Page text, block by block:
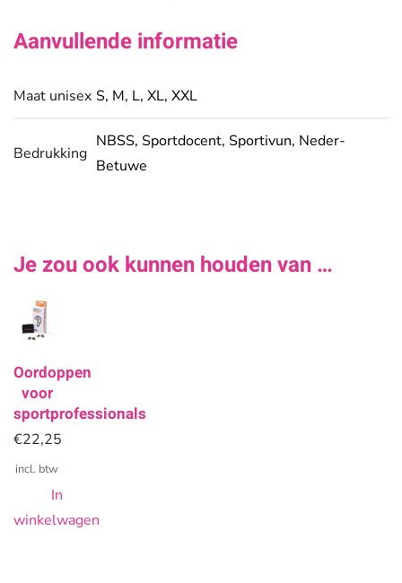
Aanvullende informatie
Maat unisex S, M, L, XL, XXL
Bedrukking
NBSS, Sportdocent, Sportivun, Neder-
Betuwe
Je zou ook kunnen houden van …
Oordoppen
voor
sportprofessionals
€22,25
incl. btw
In
winkelwagen